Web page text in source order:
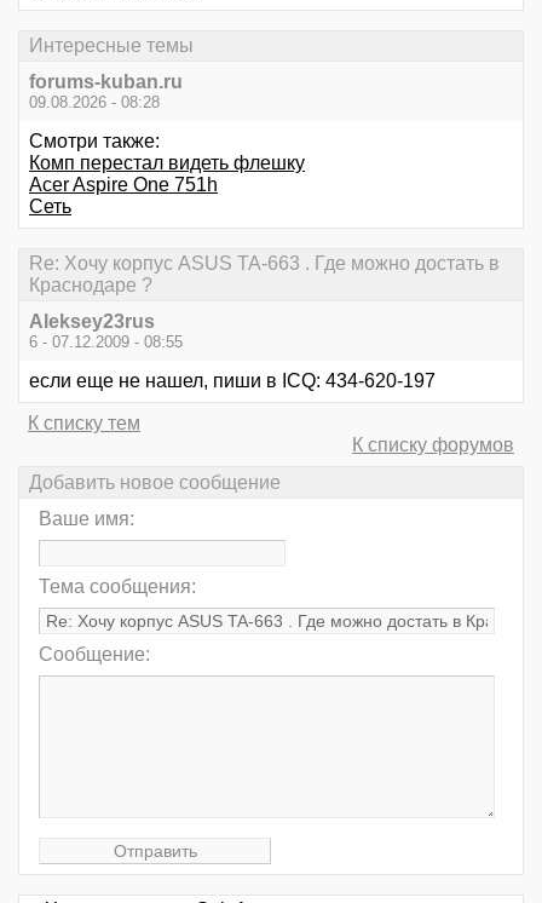
Интересные темы
forums-kuban.ru
09.08.2026 - 08:28
Смотри также:
Комп перестал видеть флешку
Acer Aspire One 751h
Сеть
Re: Хочу корпус ASUS TA-663 . Где можно достать в
Краснодаре ?
Aleksey23rus
6 - 07.12.2009 - 08:55
если еще не нашел, пиши в ICQ: 434-620-197
К списку тем
К списку форумов
Добавить новое сообщение
Ваше имя:
Тема сообщения:
Сообщение: